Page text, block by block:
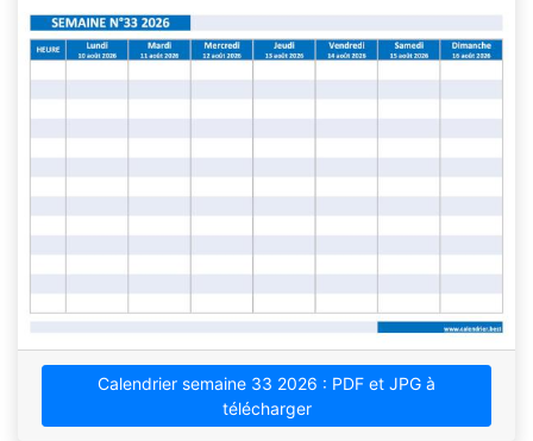
Calendrier semaine 33 2026 : PDF et JPG à
télécharger